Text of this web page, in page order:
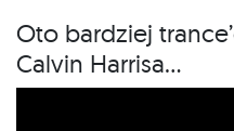
Oto bardziej
Calvin Harrisa…